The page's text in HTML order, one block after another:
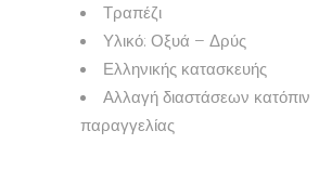
Τραπέζι
Υλικό: Οξυά – Δρύς
Ελληνικής κατασκευής
Αλλαγή διαστάσεων κατόπιν
παραγγελίας